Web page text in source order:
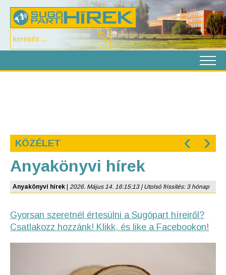
KÖZÉLET ‹ ›
Anyakönyvi hírek
Anyakönyvi hírek 2026. Május 14. 16:15:13 | Utolsó frissítés: 3 hónap
Gyorsan szeretnél értesülni a Sugópart híreiről?
Csatlakozz hozzánk! Klikk, és like a Facebookon!